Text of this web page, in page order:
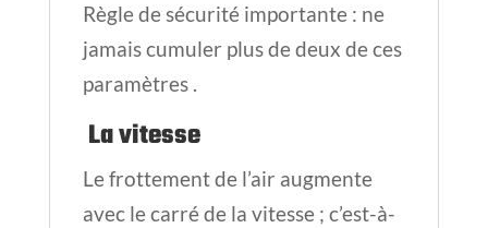
Règle de sécurité importante : ne
jamais cumuler plus de deux de ces
paramètres .
La vitesse
Le frottement de l’air augmente
avec le carré de la vitesse ; c’est-à-